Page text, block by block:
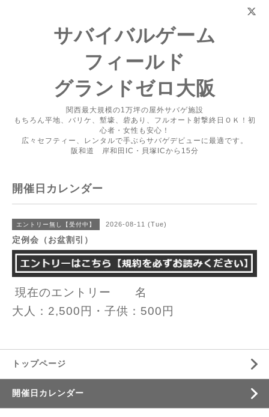
サバイバルゲーム
フィールド
グランドゼロ大阪
関西最大規模の1万坪の屋外サバゲ施設
もちろん平地、バリケ、塹壕、砦あり、フルオート射撃終日ＯＫ！初
心者・女性も安心！
広々セフティー、レンタルで手ぶらサバゲデビューに最適です。
阪和道 岸和田IC・貝塚ICから15分
開催日カレンダー
エントリー無し【受付中】 2026-08-11 (Tue)
定例会（お盆割引）
現在のエントリー 名
大人：2,500円・子供：500円
トップページ
開催日カレンダー